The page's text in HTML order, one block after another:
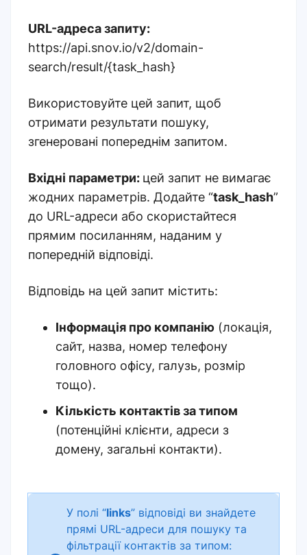
URL-адреса запиту:
https://api.snov.io/v2/domain-
search/result/{task_hash}
Використовуйте цей запит, щоб
отримати результати пошуку,
згенеровані попереднім запитом.
Вхідні параметри: цей запит не вимагає
жодних параметрів. Додайте “task_hash”
до URL-адреси або скористайтеся
прямим посиланням, наданим у
попередній відповіді.
Відповідь на цей запит містить:
Інформація про компанію (локація,
сайт, назва, номер телефону
головного офісу, галузь, розмір
тощо).
Кількість контактів за типом
(потенційні клієнти, адреси з
домену, загальні контакти).
У полі “links” відповіді ви знайдете
прямі URL-адреси для пошуку та
фільтрації контактів за типом: